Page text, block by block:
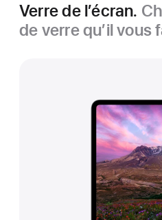
Verre de l’écran.
de verre qu’il vous